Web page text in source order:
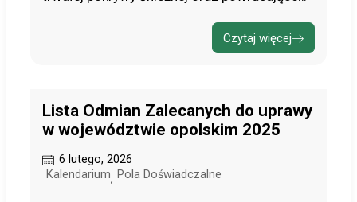
Czytaj więcej
Lista Odmian Zalecanych do uprawy
w województwie opolskim 2025
6 lutego, 2026
Kalendarium, Pola Doświadczalne